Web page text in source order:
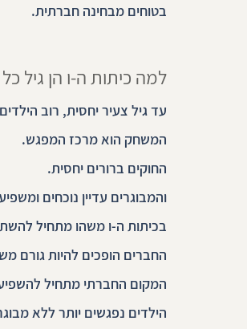
בטוחים מבחינה חברתית.
למה כיתות ה-ו הן גיל
עד גיל צעיר יחסית, רוב
המשחק הוא מרכז המפגש.
החוקים ברורים יחסית.
והמבוגרים עדיין נוכחים
בכיתות ה-ו משהו מתחיל
החברים הופכים להיות גורם
המקום החברתי מתחיל
הילדים נפגשים יותר ללא